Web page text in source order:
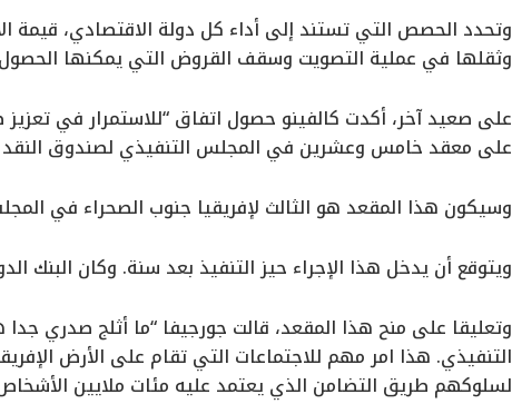
وتحدد الحصص التي تستند إلى أداء كل دولة الاقتصادي، قيمة
وثقلها في عملية التصويت وسقف القروض التي يمكنها
على صعيد آخر، أكدت كالفينو حصول اتفاق “للاستمرار في تعزيز
على معقد خامس وعشرين في المجلس التنفيذي لصندوق النقد
وسيكون هذا المقعد هو الثالث لإفريقيا جنوب الصحراء في
ويتوقع أن يدخل هذا الإجراء حيز التنفيذ بعد سنة. وكان البنك
وتعليقا على منح هذا المقعد، قالت جورجيفا “ما أثلج صدري
التنفيذي. هذا امر مهم للاجتماعات التي تقام على الأرض
لسلوكهم طريق التضامن الذي يعتمد عليه مئات ملايين